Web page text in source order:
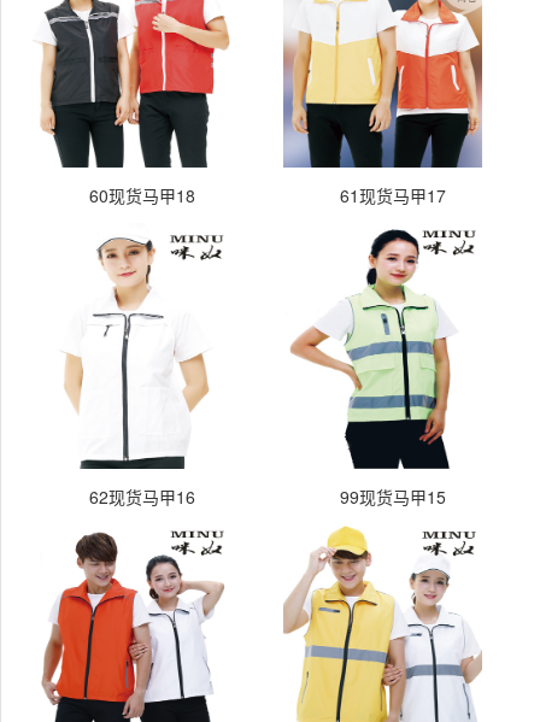
60现货马甲18 61现货马甲17
62现货马甲16 99现货马甲15